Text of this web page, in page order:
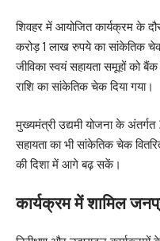
शिवहर में आयोजित कार्यक्रम के
करोड़ 1 लाख रुपये का सांकेतिक
जीविका स्वयं सहायता समूहों को
राशि का सांकेतिक चेक दिया गया।
मुख्यमंत्री उद्यमी योजना के
सहायता का भी सांकेतिक चेक
की दिशा में आगे बढ़ सकें।
कार्यक्रम में शामिल